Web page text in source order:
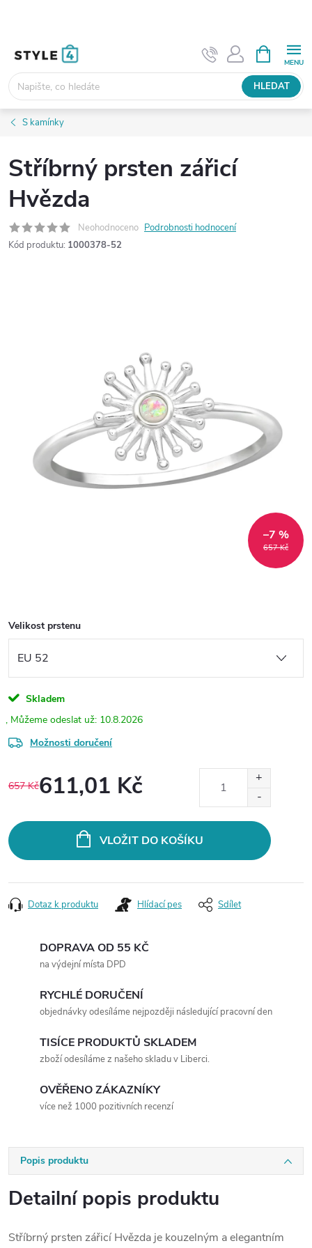
HLEDAT
NÁKUPNÍ
KOŠÍK
S kamínky
Stříbrný prsten zářicí
Hvězda
Neohodnoceno Podrobnosti hodnocení
Kód produktu: 1000378-52
657 Kč
–7 %
Velikost prstenu
Skladem
10.8.2026
Možnosti doručení
657 Kč611,01 Kč
VLOŽIT DO KOŠÍKU
Dotaz k produktu Hlídací pes Sdílet
DOPRAVA OD 55 KČ
na výdejní místa DPD
RYCHLÉ DORUČENÍ
objednávky odesíláme nejpozději následující pracovní den
TISÍCE PRODUKTŮ SKLADEM
zboží odesíláme z našeho skladu v Liberci.
OVĚŘENO ZÁKAZNÍKY
více než 1000 pozitivních recenzí
Popis produktu
Detailní popis produktu
Stříbrný prsten zářicí Hvězda je kouzelným a elegantním